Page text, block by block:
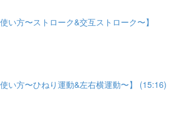
使い方〜ストローク&交互ストローク〜】
使い方〜ひねり運動&左右横運動〜】 (15:16)